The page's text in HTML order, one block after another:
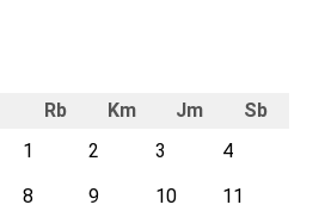
Rb Km Jm
Sb
1
2 3
4
8 9 10
11